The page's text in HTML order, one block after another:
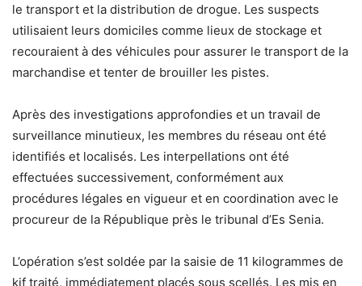
le transport et la distribution de drogue. Les suspects
utilisaient leurs domiciles comme lieux de stockage et
recouraient à des véhicules pour assurer le transport de la
marchandise et tenter de brouiller les pistes.
Après des investigations approfondies et un travail de
surveillance minutieux, les membres du réseau ont été
identifiés et localisés. Les interpellations ont été
effectuées successivement, conformément aux
procédures légales en vigueur et en coordination avec le
procureur de la République près le tribunal d’Es Senia.
L’opération s’est soldée par la saisie de 11 kilogrammes de
kif traité, immédiatement placés sous scellés. Les mis en